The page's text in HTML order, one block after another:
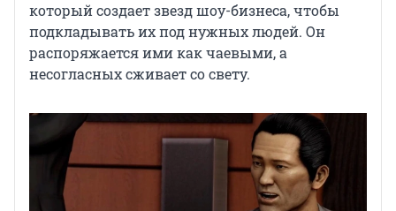
который создает звезд шоу-бизнеса, чтобы
подкладывать их под нужных людей. Он
распоряжается ими как чаевыми, а
несогласных сживает со свету.